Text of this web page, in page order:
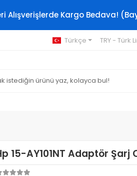
Alışverişlerde Kargo Bedava!
Türkçe TRY - Türk
15-AY101NT Adaptör Şarj